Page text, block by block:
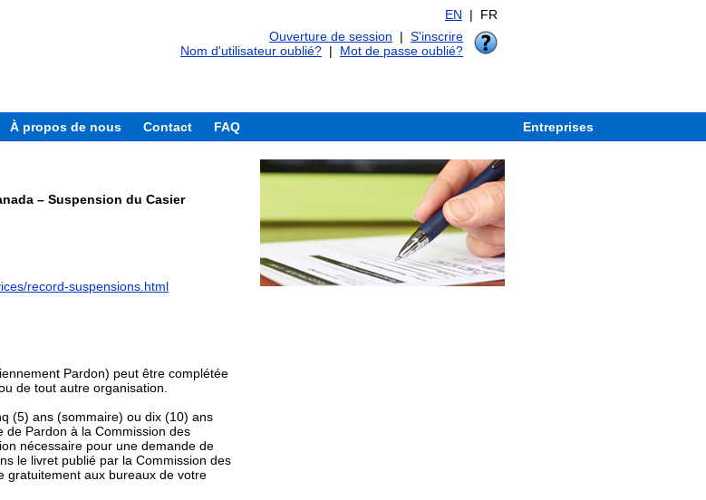
EN | FR
Ouverture de session | S'inscrire
Nom d'utilisateur oublié? | Mot de passe oublié?
À propos de nous Contact FAQ Entreprises
– Suspension du Casier
record-suspensions.html
Pardon) peut être complétée
de tout autre organisation.
(5) ans (sommaire) ou dix (10) ans
de Pardon à la Commission des
nécessaire pour une demande de
le livret publié par la Commission des
gratuitement aux bureaux de votre